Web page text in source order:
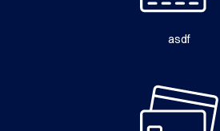
asdf